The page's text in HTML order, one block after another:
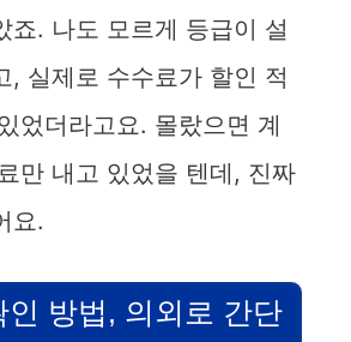
y
V
i
e
죠. 나도 모르게 등급이 설
, 실제로 수수료가 할인 적
었더라고요. 몰랐으면 계
만 내고 있었을 텐데, 진짜
요.
인 방법, 의외로 간단